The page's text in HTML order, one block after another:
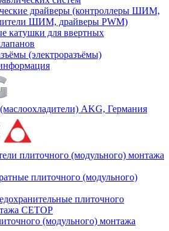
драйверы (контроллеры ШИМ,
ШИМ, драйверы PWM)
катушки для ввертных
(электроразъёмы)
AKG, Германия
плиточного (модульного) монтажа
плиточного (модульного)
плиточного
CETOP
(модульного) монтажа